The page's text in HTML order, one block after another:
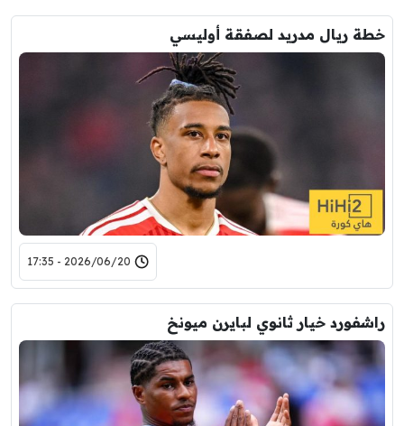
خطة ريال مدريد لصفقة أوليسي
2026/06/20 - 17:35
راشفورد خيار ثانوي لبايرن ميونخ